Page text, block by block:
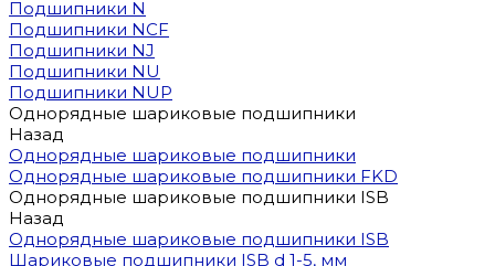
Подшипники N
Подшипники NCF
Подшипники NJ
Подшипники NU
Подшипники NUP
Однорядные шариковые подшипники
Назад
Однорядные шариковые подшипники
Однорядные шариковые подшипники FKD
Однорядные шариковые подшипники ISB
Назад
Однорядные шариковые подшипники ISB
Шариковые подшипники ISB d 1-5, мм